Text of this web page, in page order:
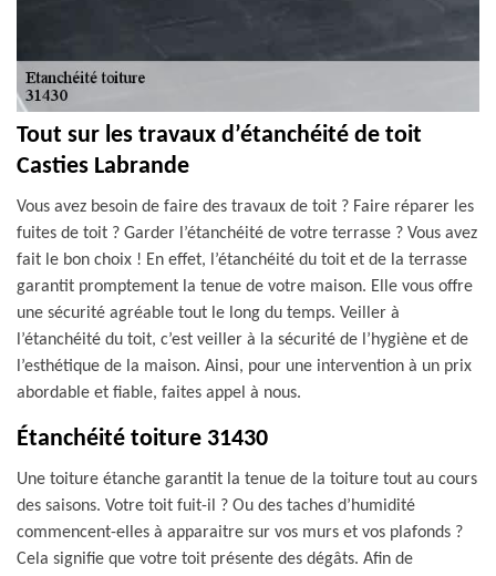
Tout sur les travaux d’étanchéité de toit
Casties Labrande
Vous avez besoin de faire des travaux de toit ? Faire réparer les
fuites de toit ? Garder l’étanchéité de votre terrasse ? Vous avez
fait le bon choix ! En effet, l’étanchéité du toit et de la terrasse
garantit promptement la tenue de votre maison. Elle vous offre
une sécurité agréable tout le long du temps. Veiller à
l’étanchéité du toit, c’est veiller à la sécurité de l’hygiène et de
l’esthétique de la maison. Ainsi, pour une intervention à un prix
abordable et fiable, faites appel à nous.
Étanchéité toiture 31430
Une toiture étanche garantit la tenue de la toiture tout au cours
des saisons. Votre toit fuit-il ? Ou des taches d’humidité
commencent-elles à apparaitre sur vos murs et vos plafonds ?
Cela signifie que votre toit présente des dégâts. Afin de